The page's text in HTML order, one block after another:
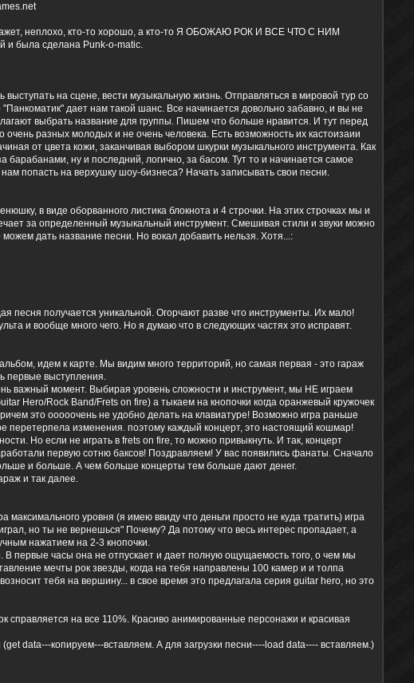
неплохо, кто-то хорошо, а кто-то Я ОБОЖАЮ РОК И ВСЕ ЧТО С НИМ
и была сделана Punk-o-matic.
выступать на сцене, вести музыкальную жизнь. Отправляться в мировой тур со
дает нам такой шанс. Все начинается довольно забавно, и вы не
выбрать название для группы. Пишем что больше нравится. И тут перед
очень разных молодых и не очень человека. Есть возможность их кастоизаии
от цвета кожи, заканчивая выбором шкурки музыкального инструмента. Как
барабанами, ну и последний, логично, за басом. Тут то и начинается самое
попасть на верхушку шоу-бизнеса? Начать записывать свои песни.
в виде оборванного листика блокнота и 4 строчки. На этих строчках мы и
за определенный музыкальный инструмент. Смешивая стили и звуки можно
дать название песни. Но вокал добавить нельзя. Хотя...:
песня получается уникальной. Огорчают разве что инструменты. Их мало!
и вообще много чего. Но я думаю что в следующих частях это исправят.
альбом, идем к карте. Мы видим много территорий, но самая первая - это гараж
первые выступления.
важный момент. Выбирая уровень сложности и инструмент, мы НЕ играем
Hero/Rock Band/Frets on fire) а тыкаем на кнопочки когда оранжевый кружочек
это ооооочень не удобно делать на клавиатуре! Возможно игра раньше
перетерпела изменения. поэтому каждый концерт, это настоящий кошмар!
Но если не играть в frets on fire, то можно привыкнуть. И так, концерт
первую сотню баксов! Поздравляем! У вас появились фанаты. Сначало
и больше. А чем больше концерты тем больше дают денег.
и так далее.
максимального уровня (я имею ввиду что деньги просто не куда тратить) игра
но ты не вернешься" Почему? Да потому что весь интерес пропадает, а
нажатием на 2-3 кнопочки.
В первые часы она не отпускает и дает полную ощущаемость того, о чем мы
мечты рок звезды, когда на тебя направлены 100 камер и и толпа
тебя на вершину... в свое время это предлагала серия guitar hero, но это
справляется на все 110%. Красиво анимированные персонажи и красивая
data---копируем---вставляем. А для загрузки песни----load data---- вставляем.)